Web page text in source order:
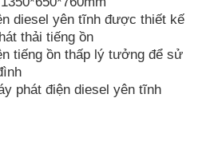
diesel yên tĩnh được thiết kế
thải tiếng ồn
tiếng ồn thấp lý tưởng để sử
phát điện diesel yên tĩnh